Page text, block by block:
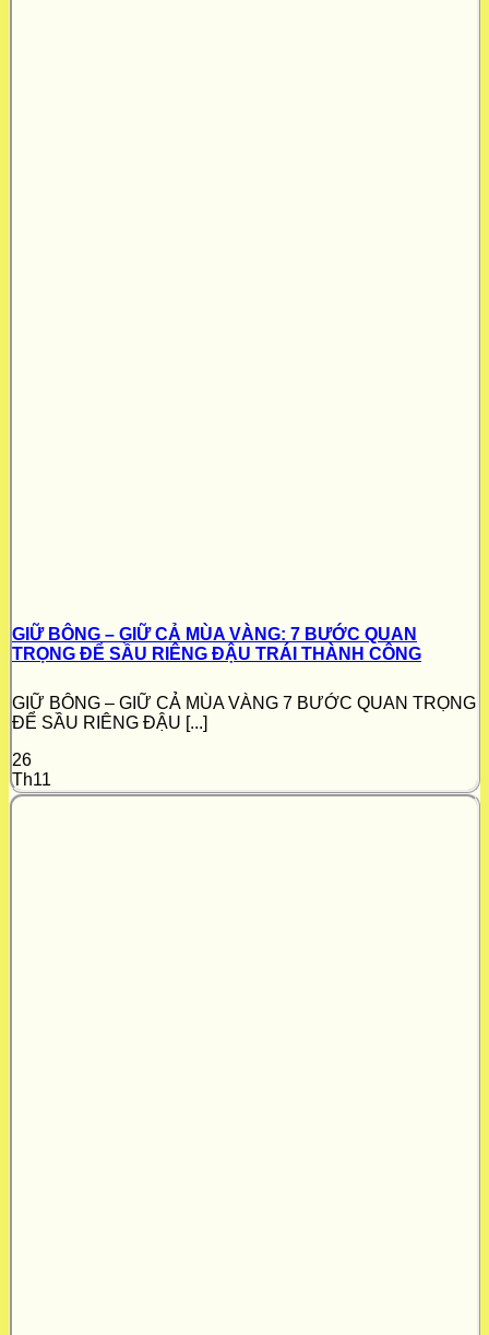
GIỮ BÔNG – GIỮ CẢ MÙA VÀNG: 7 BƯỚC QUAN
TRỌNG ĐỂ SẦU RIÊNG ĐẬU TRÁI THÀNH CÔNG
GIỮ BÔNG – GIỮ CẢ MÙA VÀNG 7 BƯỚC QUAN TRỌNG
ĐỂ SẦU RIÊNG ĐẬU [...]
26
Th11